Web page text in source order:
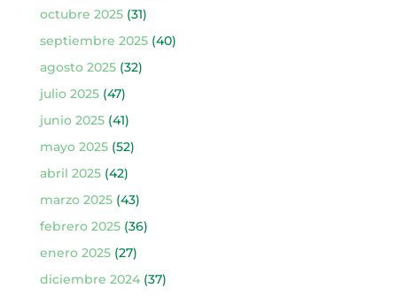
octubre 2025(31)
septiembre 2025(40)
agosto 2025(32)
julio 2025(47)
junio 2025(41)
mayo 2025(52)
abril 2025(42)
marzo 2025(43)
febrero 2025(36)
enero 2025(27)
diciembre 2024(37)